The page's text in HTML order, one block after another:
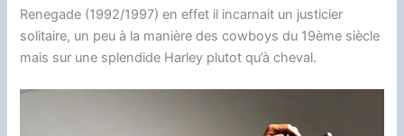
Renegade (1992/1997) en effet il incarnait un justicier
solitaire, un peu à la manière des cowboys du 19ème siècle
mais sur une splendide Harley plutot qu’à cheval.